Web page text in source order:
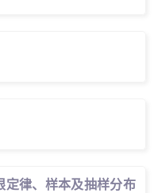
定律、样本及抽样分布